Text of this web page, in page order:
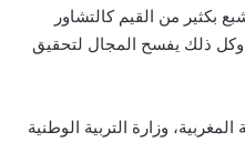
بكثير من القيم كالتشاور
وكل ذلك يفسح المجال لتحقيق
وزارة التربية الوطنية